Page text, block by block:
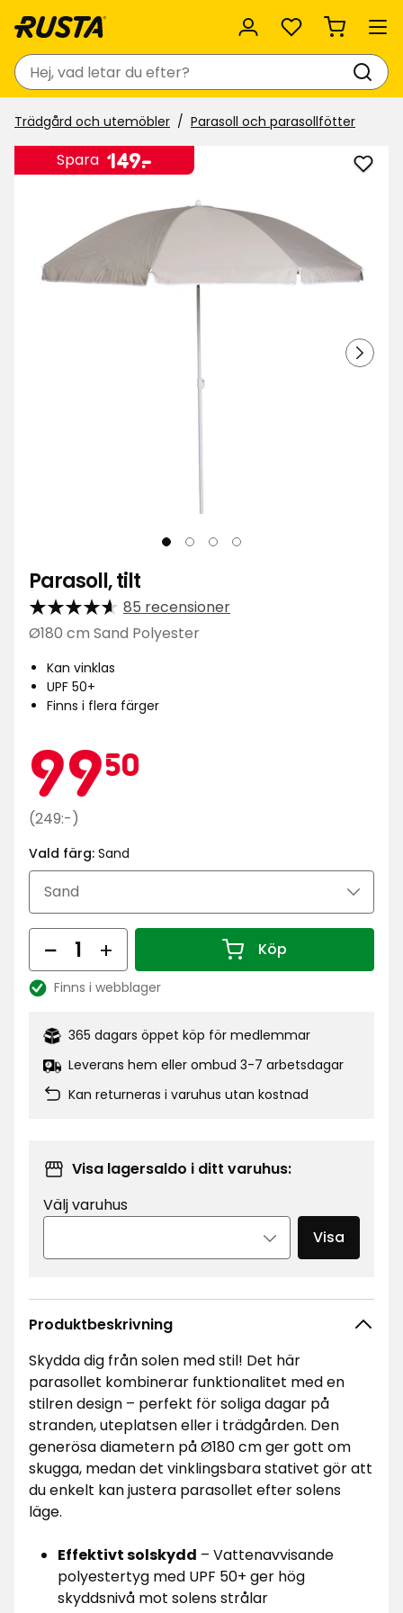
Favoriter
Sök
Trädgård och utemöbler Parasoll och parasollfötter
Spara Pris
149-
.
kr
Lägg
Parasoll, tilt
85 recensioner
Ø180 cm Sand Polyester
Kan vinklas
UPF 50+
Finns i flera färger
9950
Ordinarie
249
(249:-)
Vald färg: Sand
Antal Köp
Antal 1
Lagersaldo:
Finns i webblager
365 dagars öppet köp för medlemmar
Leverans hem eller ombud 3-7 arbetsdagar
Kan returneras i varuhus utan kostnad
Visa lagersaldo i ditt varuhus:
Välj varuhus
Visa
Produktbeskrivning
Skydda dig från solen med stil! Det här
parasollet kombinerar funktionalitet med en
stilren design – perfekt för soliga dagar på
stranden, uteplatsen eller i trädgården. Den
generösa diametern på Ø180 cm ger gott om
skugga, medan det vinklingsbara stativet gör att
du enkelt kan justera parasollet efter solens
läge.
Effektivt solskydd – Vattenavvisande
polyestertyg med UPF 50+ ger hög
skyddsnivå mot solens strålar